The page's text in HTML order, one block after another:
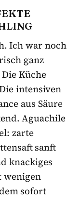
Ich war noch
ganz
Küche
intensiven
aus Säure
Aguachile
zarte
sanft
knackiges
wenigen
sofort